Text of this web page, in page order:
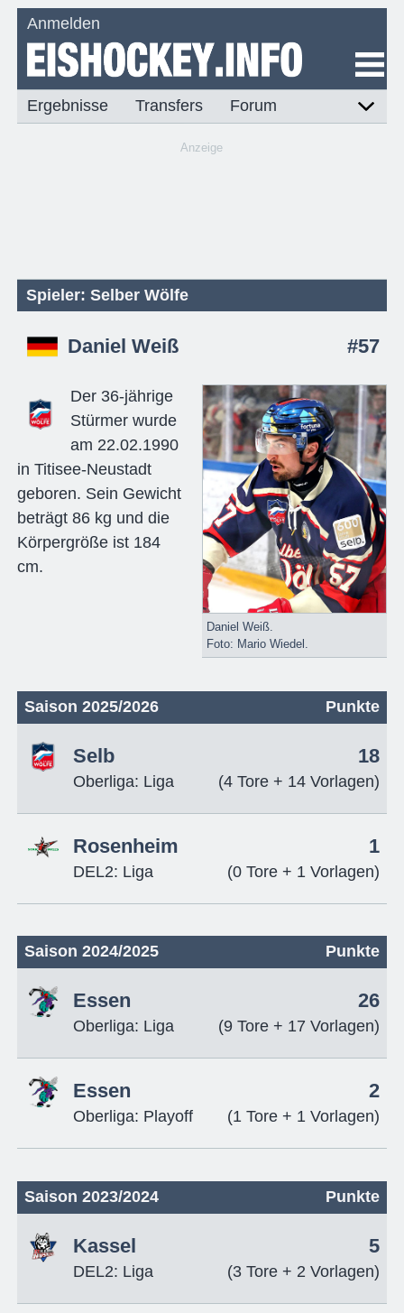
Anmelden
Ergebnisse Transfers Forum
Anzeige
Spieler: Selber Wölfe
Daniel Weiß #57
Daniel Weiß.
Foto: Mario Wiedel.
Der 36-jährige
Stürmer wurde
am 22.02.1990
in Titisee-Neustadt
geboren. Sein Gewicht
beträgt 86 kg und die
Körpergröße ist 184
cm.
Saison 2025/2026 Punkte
Selb
Oberliga: Liga
18
(4 Tore + 14 Vorlagen)
Rosenheim
DEL2: Liga
1
(0 Tore + 1 Vorlagen)
Saison 2024/2025 Punkte
Essen
Oberliga: Liga
26
(9 Tore + 17 Vorlagen)
Essen
Oberliga: Playoff
2
(1 Tore + 1 Vorlagen)
Saison 2023/2024 Punkte
Kassel
DEL2: Liga
5
(3 Tore + 2 Vorlagen)